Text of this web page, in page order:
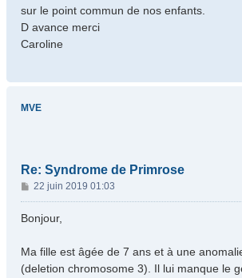
sur le point commun de nos enfants.
D avance merci
Caroline
MVE
Re: Syndrome de Primrose
M
e
s
g
e
22 juin 2019 01:03
Bonjour,
Ma fille est âgée de 7 ans et à une
(deletion chromosome 3). Il lui manque le